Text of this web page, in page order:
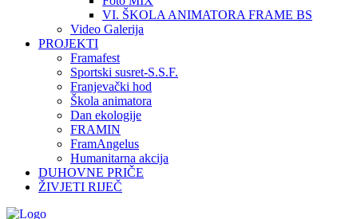
VI. ŠKOLA ANIMATORA FRAME BS
Video Galerija
PROJEKTI
Framafest
Sportski susret-S.S.F.
Franjevački hod
Škola animatora
Dan ekologije
FRAMIN
FramAngelus
Humanitarna akcija
DUHOVNE PRIČE
ŽIVJETI RIJEČ